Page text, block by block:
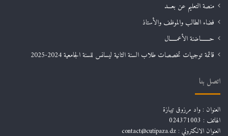
منصة التعليم عن بعـــد
فضاء الطالب والموظف والأستاذ
حـــــــاضنة الأعمـــــال
قائمة توجيهات تخصصات طلاب السنة الثانية ليسانس للسنة الجامعية 2024-2025
اتصل بنا
العنوان : واد مرزوق تيبازة
الهاتف : 024371003
العنوان الالكتروني : contact@cutipaza.dz